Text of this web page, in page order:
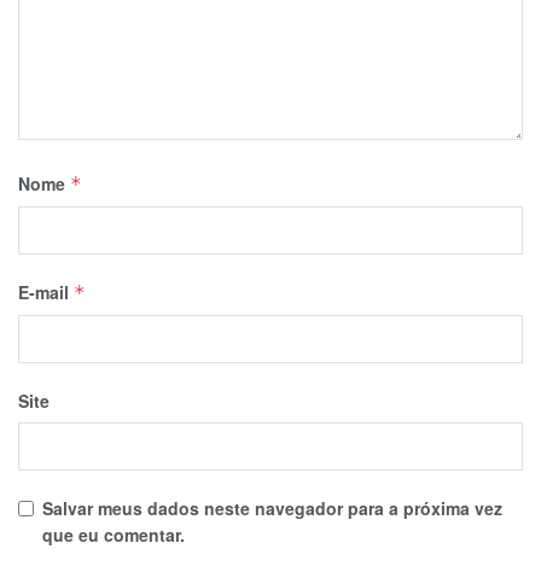
Nome *
E-mail *
Site
Salvar meus dados neste navegador para a próxima vez
que eu comentar.